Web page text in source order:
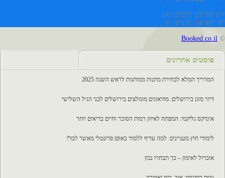
15°
19°
21°
25°
16°
14°
8°
10°
14°
15°
8°
6°
©
Booked.co.il
פוסטים אחרונים
המדריך המלא לבחירת מתנות ממותגות לראש השנה 2025
דיור מוגן בירושלים: מוזיאונים מומלצים בירושלים לבני הגיל השלישי
אינדקס גליקמי: המפתח לאיזון רמות הסוכר וחיים בריאים יותר
לימודי חוץ מעניינים: למה עדיף ללמוד באופן פרונטלי מאשר לבד?
אוברול לאימון – כך תבחרו נכון